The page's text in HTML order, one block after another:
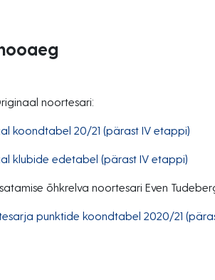
noortesari:
koondtabel 20/21 (pärast IV etappi)
klubide edetabel (pärast IV etappi)
õhkrelva noortesari Even
punktide koondtabel 2020/21